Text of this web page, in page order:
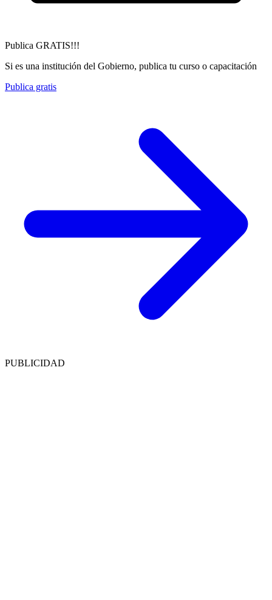
Publica GRATIS!!!
Si es una institución del Gobierno, publica tu curso o capacitación
Publica gratis
PUBLICIDAD